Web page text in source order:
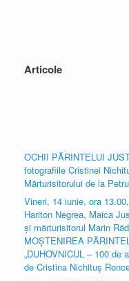
Articole
OCHII PĂRINTELUI
fotografiile Cristinei
Mărturisitorului de la
Vineri, 14 iunie, ora
Hariton Negrea, Maica
și mărturisitorul Marin
MOȘTENIREA
„DUHOVNICUL – 100
de Cristina Nichituș